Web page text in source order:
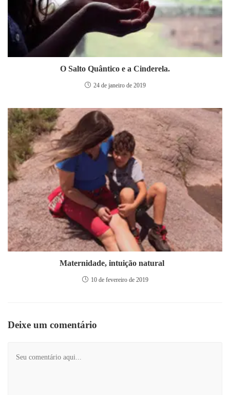
O Salto Quântico e a Cinderela.
24 de janeiro de 2019
Maternidade, intuição natural
10 de fevereiro de 2019
Deixe um comentário